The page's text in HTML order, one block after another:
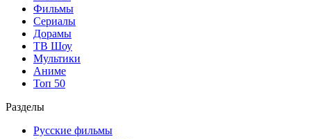
Фильмы
Сериалы
Дорамы
ТВ Шоу
Мультики
Аниме
Топ 50
Разделы
Русские фильмы